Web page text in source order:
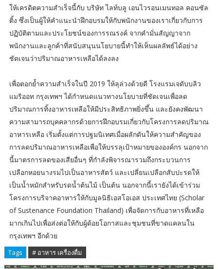
ให้เครดิตความสำเร็จนี้กับ บริษัท ไลท์บลู เอนไวรอนเมนทอล คอนซัล
ติ้ง ซึ่งเป็นผู้ให้คำแนะนำฝึกอบรมให้กับพนักงานของเราเกี่ยวกับการ
ปฏิบัติตามและประโยชน์ของการรณรงค์ จากคำมั่นสัญญาจาก
พนักงานและลูกค้าที่สนับสนุนนโยบายนี้ทำให้เห็นผลลัพธ์ได้อย่าง
ชัดเจนว่าปริมาณอาหารเหลือได้ลงลง
เพื่อตอกย้ำความสำเร็จในปี 2019 ให้ลุล่วงด้วยดี โรงแรมเจดับบลิว
แมริออท กรุงเทพฯ ได้กำหนดแนวทางนโยบายที่ชัดเจนเพื่อลด
ปริมาณการทิ้งอาหารเหลือให้มีประสิทธิภาพยิ่งขึ้น และยังคงพัฒนา
ความสามารถบุคคลากรด้วยการฝึกอบรมเกี่ยวกับโครงการลดปริมาณ
อาหารเหลือ เริ่มตั้งแต่การปฐมนิเทศเมื่อผลักดันให้ความสำคัญของ
การลดปริมาณอาหารเหลือเพื่อให้บรรลุเป้าหมายขององค์กร นอกจาก
นี้มาตรการลดของเสียอื่นๆ ที่กำลังพิจารณารวมถึงกระบวนการ
เปลือกหอยนางรมไปเป็นอาหารสัตว์ และเปลี่ยนเปลือกสับปะรดให้
เป็นน้ำหมักสำหรับรดน้ำต้นไม้ เป็นต้น นอกจากนี้เรายังได้เข้าร่วม
โครงการบริจาคอาหารให้กับมูลนิธิเอสโอเอส ประเทศไทย (Scholar
of Sustenance Foundation Thailand) เพื่อจัดการกับอาหารที่เหลือ
มากเกินไปเพื่อส่งต่อให้กับผู้ด้อยโอกาสและชุมชนที่ขาดแคลนใน
กรุงเทพฯ อีกด้วย
Tags # อาหาร เครื่องดื่ม